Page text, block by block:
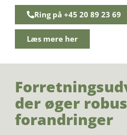
Ring på +45 20 89 23 69
Læs mere her
der øger
forandringer